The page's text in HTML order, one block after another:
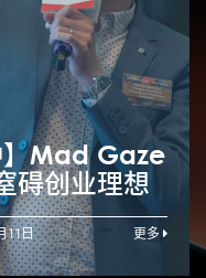
】Mad Gaze
碍创业理想
11日 更多